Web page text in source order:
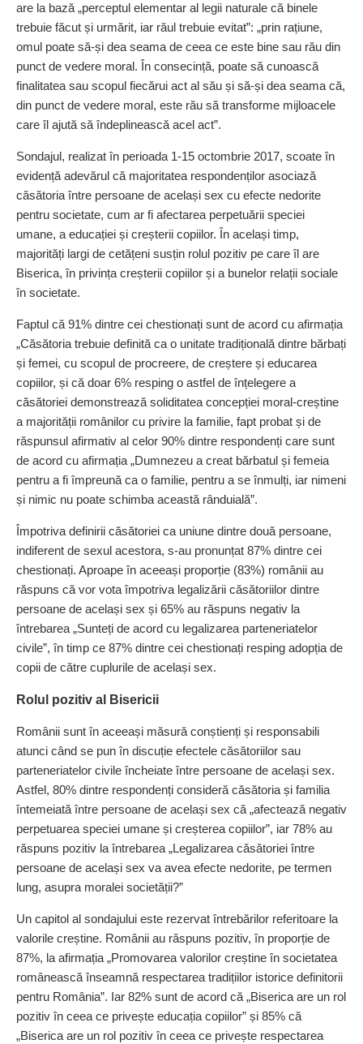
are la bază „perceptul elementar al legii naturale că binele
trebuie făcut și urmărit, iar răul trebuie evitat”: „prin rațiune,
omul poate să-și dea seama de ceea ce este bine sau rău din
punct de vedere moral. În consecință, poate să cunoască
finalitatea sau scopul fiecărui act al său și să-și dea seama că,
din punct de vedere moral, este rău să transforme mijloacele
care îl ajută să îndeplinească acel act”.
Sondajul, realizat în perioada 1-15 octombrie 2017, scoate în
evidență adevărul că majoritatea respondenților asociază
căsătoria între persoane de același sex cu efecte nedorite
pentru societate, cum ar fi afectarea perpetuării speciei
umane, a educației și creșterii copiilor. În același timp,
majorități largi de cetățeni susțin rolul pozitiv pe care îl are
Biserica, în privința creșterii copiilor și a bunelor relații sociale
în societate.
Faptul că 91% dintre cei ches­tionați sunt de acord cu afir­mația
„Căsătoria trebuie definită ca o unitate tradițională dintre bărbați
și femei, cu scopul de procreere, de creștere și educarea
copiilor, și că doar 6% resping o astfel de înțelegere a
căsătoriei demon­strează soliditatea concepției moral-creștine
a majo­rității românilor cu privire la familie, fapt probat și de
răspunsul afirmativ al celor 90% dintre respondenți care sunt
de acord cu afirmația „Dumnezeu a creat bărbatul și femeia
pentru a fi împreună ca o familie, pentru a se înmulți, iar nimeni
și nimic nu poate schimba această rânduială”.
Împotriva definirii căsătoriei ca uniune dintre două persoane,
indiferent de sexul acestora, ­­­s-au pronunțat 87% dintre cei
ches­tionați. Aproape în aceeași proporție (83%) românii au
răspuns că vor vota împotriva legalizării căsătoriilor dintre
persoane de același sex și 65% au răspuns negativ la
întrebarea „Sunteți de acord cu legalizarea parteneriatelor
civile”, în timp ce 87% dintre cei chestionați resping adopția de
copii de către cuplurile de același sex.
Rolul pozitiv al Bisericii
Românii sunt în aceeași măsură conștienți și responsabili
atunci când se pun în discuție efectele căsătoriilor sau
parteneriatelor civile încheiate între persoane de același sex.
Astfel, 80% dintre respondenți consideră căsătoria și familia
întemeiată între persoane de același sex că „afectează negativ
perpetuarea speciei umane și creșterea copiilor”, iar 78% au
răspuns pozitiv la întrebarea „Legalizarea căsătoriei între
persoane de același sex va avea efecte nedorite, pe termen
lung, asupra moralei societății?”
Un capitol al sondajului este rezervat întrebărilor referitoare la
valorile creștine. Românii au răspuns pozitiv, în proporție de
87%, la afirmația „Promovarea valorilor creștine în societatea
românească înseamnă respectarea tradițiilor istorice definitorii
pentru România”. Iar 82% sunt de acord că „Biserica are un rol
pozitiv în ceea ce privește educația copiilor” și 85% că
„Biserica are un rol pozitiv în ceea ce privește respectarea